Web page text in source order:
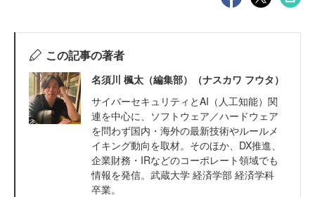
この記事の著者
名須川 楓太（編集部）（ナスカワ フウタ）
サイバーセキュリティとAI（人工知能）関
連を中心に、ソフトウェア／ハードウェア
を問わず国内・海外の最新技術やルールメ
イキング動向を取材。そのほか、DX推進、
企業財務・IRなどのコーポレート領域でも
情報を発信。武蔵大学 経済学部 経済学科
卒業。